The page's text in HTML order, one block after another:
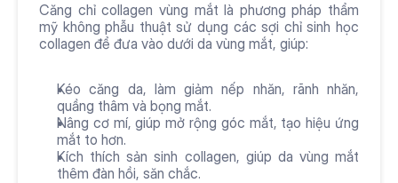
Căng chỉ collagen vùng mắt là phương pháp thẩm
mỹ không phẫu thuật sử dụng các sợi chỉ sinh học
collagen để đưa vào dưới da vùng mắt, giúp:
Kéo căng da, làm giảm nếp nhăn, rãnh nhăn,
quầng thâm và bọng mắt.
Nâng cơ mí, giúp mở rộng góc mắt, tạo hiệu ứng
mắt to hơn.
Kích thích sản sinh collagen, giúp da vùng mắt
thêm đàn hồi, săn chắc.